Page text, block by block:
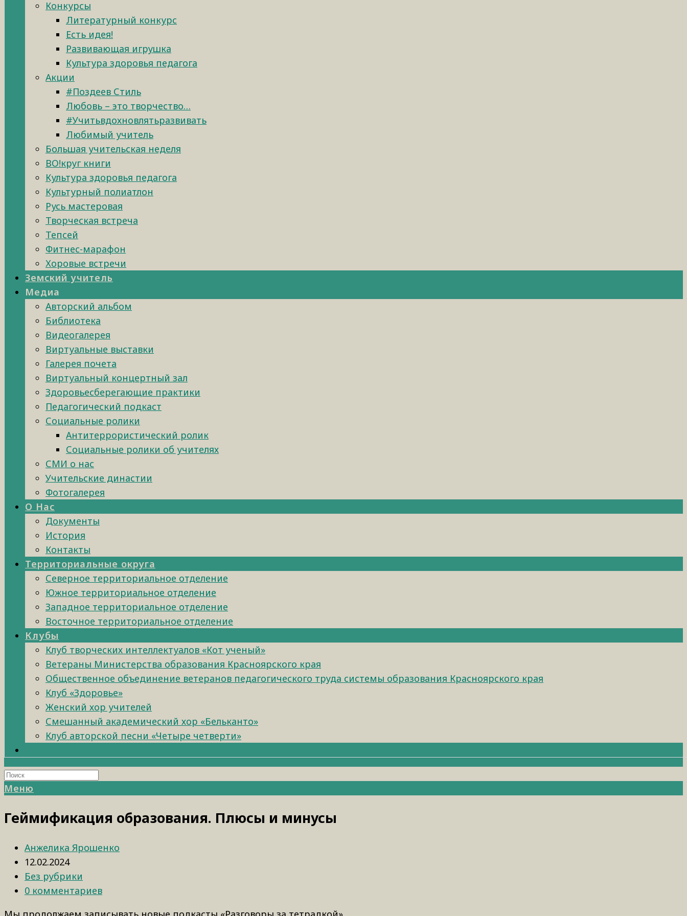
Конкурсы
Литературный конкурс
Есть идея!
Развивающая игрушка
Культура здоровья педагога
Акции
#Поздеев Стиль
Любовь – это творчество…
#Учитьвдохновлятьразвивать
Любимый учитель
Большая учительская неделя
ВО!круг книги
Культура здоровья педагога
Культурный полиатлон
Русь мастеровая
Творческая встреча
Тепсей
Фитнес-марафон
Хоровые встречи
Земский учитель
Медиа
Авторский альбом
Библиотека
Видеогалерея
Виртуальные выставки
Галерея почета
Виртуальный концертный зал
Здоровьесберегающие практики
Педагогический подкаст
Социальные ролики
Антитеррористический ролик
Социальные ролики об учителях
СМИ о нас
Учительские династии
Фотогалерея
О Нас
Документы
История
Контакты
Территориальные округа
Северное территориальное отделение
Южное территориальное отделение
Западное территориальное отделение
Восточное территориальное отделение
Клубы
Клуб творческих интеллектуалов «Кот ученый»
Ветераны Министерства образования Красноярского края
Общественное объединение ветеранов педагогического труда системы образования Красноярского края
Клуб «Здоровье»
Женский хор учителей
Смешанный академический хор «Бельканто»
Клуб авторской песни «Четыре четверти»
Меню
Геймификация образования. Плюсы и минусы
Анжелика Ярошенко
12.02.2024
Без рубрики
0 комментариев